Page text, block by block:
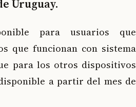
Uruguay.
para usuarios que
que funcionan con sistema
para los otros dispositivos
a partir del mes de